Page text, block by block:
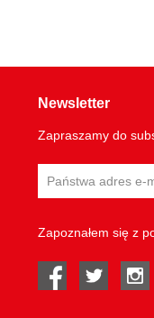
Newsletter
Zapraszamy do
Zapoznałem się z
facebook twitter